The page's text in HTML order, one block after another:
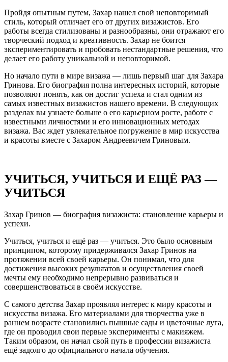
Пройдя опытным путем, Захар нашел свой неповторимый
стиль, который отличает его от других визажистов. Его
работы всегда стилизованы и разнообразны, они отражают его
творческий подход и креативность. Захар не боится
экспериментировать и пробовать нестандартные решения, что
делает его работу уникальной и неповторимой.
Но начало пути в мире визажа — лишь первый шаг для Захара
Гринова. Его биография полна интересных историй, которые
позволяют понять, как он достиг успеха и стал одним из
самых известных визажистов нашего времени. В следующих
разделах вы узнаете больше о его карьерном росте, работе с
известными личностями и его инновационных методах
визажа. Вас ждет увлекательное погружение в мир искусства
и красоты вместе с Захаром Андреевичем Гриновым.
УЧИТЬСЯ, УЧИТЬСЯ И ЕЩЁ РАЗ —
УЧИТЬСЯ
Захар Гринов — биография визажиста: становление карьеры и
успехи.
Учиться, учиться и ещё раз — учиться. Это было основным
принципом, которому придерживался Захар Гринов на
протяжении всей своей карьеры. Он понимал, что для
достижения высоких результатов и осуществления своей
мечты ему необходимо непрерывно развиваться и
совершенствоваться в своём искусстве.
С самого детства Захар проявлял интерес к миру красоты и
искусства визажа. Его материалами для творчества уже в
раннем возрасте становились пышные сады и цветочные луга,
где он проводил свои первые эксперименты с макияжем.
Таким образом, он начал свой путь в профессии визажиста
ещё задолго до официального начала обучения.